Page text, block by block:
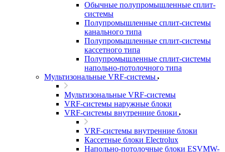
Обычные полупромышленные сплит-
системы
Полупромышленные сплит-системы
канального типа
Полупромышленные сплит-системы
кассетного типа
Полупромышленные сплит-системы
напольно-потолочного типа
Мультизональные VRF-системы
Мультизональные VRF-системы
VRF-системы наружные блоки
VRF-системы внутренние блоки
VRF-системы внутренние блоки
Кассетные блоки Electrolux
Напольно-потолочные блоки ESVMW-